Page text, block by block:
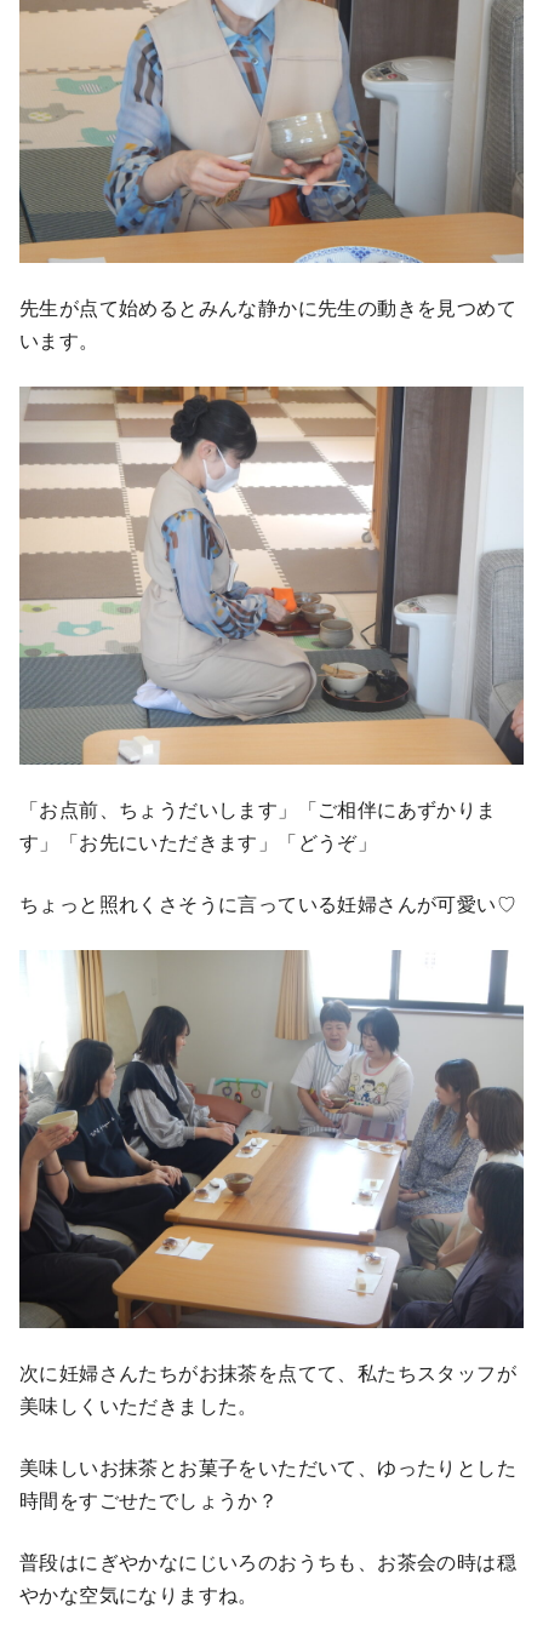
先生が点て始めるとみんな静かに先生の動きを見つめて
います。
「お点前、ちょうだいします」「ご相伴にあずかりま
す」「お先にいただきます」「どうぞ」
ちょっと照れくさそうに言っている妊婦さんが可愛い♡
次に妊婦さんたちがお抹茶を点てて、私たちスタッフが
美味しくいただきました。
美味しいお抹茶とお菓子をいただいて、ゆったりとした
時間をすごせたでしょうか？
普段はにぎやかなにじいろのおうちも、お茶会の時は穏
やかな空気になりますね。